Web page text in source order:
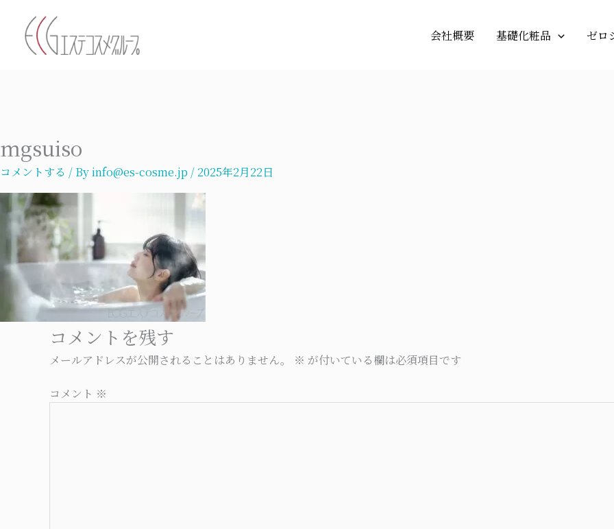
会社概要 基礎化粧品 ゼロ
mgsuiso
コメントする / Byinfo@es-cosme.jp / 2025年2月22日
コメントを残す
メールアドレスが公開されることはありません。 ※ が付いている欄は必須項目です
コメント ※